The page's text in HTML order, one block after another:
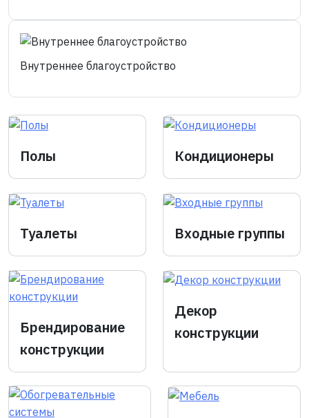
Внутреннее благоустройство
Полы Кондиционеры
Туалеты Входные группы
Брендирование
конструкции
Декор
конструкции